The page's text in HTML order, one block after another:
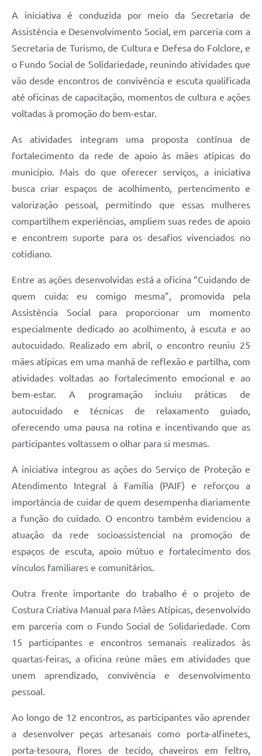
A iniciativa é conduzida por meio da Secretaria de
Assistência e Desenvolvimento Social, em parceria com a
Secretaria de Turismo, de Cultura e Defesa do Folclore, e
o Fundo Social de Solidariedade, reunindo atividades que
vão desde encontros de convivência e escuta qualificada
até oficinas de capacitação, momentos de cultura e ações
voltadas à promoção do bem-estar.
As atividades integram uma proposta contínua de
fortalecimento da rede de apoio às mães atípicas do
município. Mais do que oferecer serviços, a iniciativa
busca criar espaços de acolhimento, pertencimento e
valorização pessoal, permitindo que essas mulheres
compartilhem experiências, ampliem suas redes de apoio
e encontrem suporte para os desafios vivenciados no
cotidiano.
Entre as ações desenvolvidas está a oficina “Cuidando de
quem cuida: eu comigo mesma”, promovida pela
Assistência Social para proporcionar um momento
especialmente dedicado ao acolhimento, à escuta e ao
autocuidado. Realizado em abril, o encontro reuniu 25
mães atípicas em uma manhã de reflexão e partilha, com
atividades voltadas ao fortalecimento emocional e ao
bem-estar. A programação incluiu práticas de
autocuidado e técnicas de relaxamento guiado,
oferecendo uma pausa na rotina e incentivando que as
participantes voltassem o olhar para si mesmas.
A iniciativa integrou as ações do Serviço de Proteção e
Atendimento Integral à Família (PAIF) e reforçou a
importância de cuidar de quem desempenha diariamente
a função do cuidado. O encontro também evidenciou a
atuação da rede socioassistencial na promoção de
espaços de escuta, apoio mútuo e fortalecimento dos
vínculos familiares e comunitários.
Outra frente importante do trabalho é o projeto de
Costura Criativa Manual para Mães Atípicas, desenvolvido
em parceria com o Fundo Social de Solidariedade. Com
15 participantes e encontros semanais realizados às
quartas-feiras, a oficina reúne mães em atividades que
unem aprendizado, convivência e desenvolvimento
pessoal.
Ao longo de 12 encontros, as participantes vão aprender
a desenvolver peças artesanais como porta-alfinetes,
porta-tesoura, flores de tecido, chaveiros em feltro,